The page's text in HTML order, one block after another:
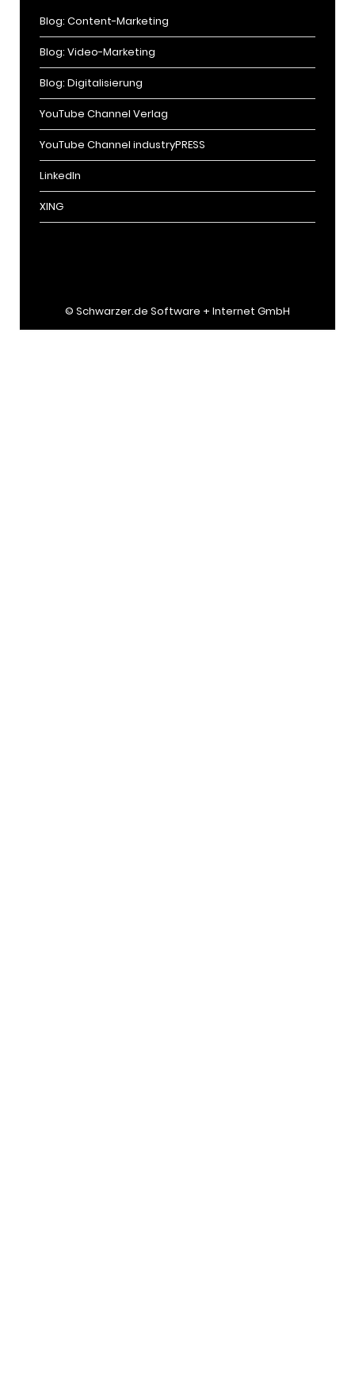
Blog: Content-Marketing
Blog: Video-Marketing
Blog: Digitalisierung
YouTube Channel Verlag
YouTube Channel industryPRESS
LinkedIn
XING
© Schwarzer.de Software + Internet GmbH